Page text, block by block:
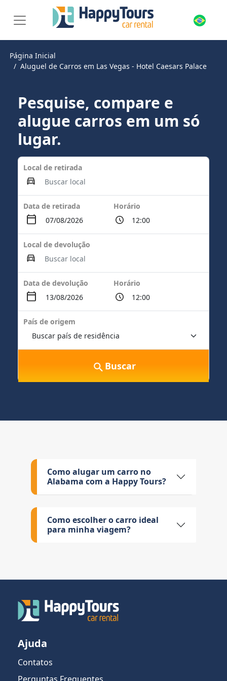
Página Inicial
Aluguel de Carros em Las Vegas - Hotel Caesars Palace
Pesquise, compare e
alugue carros em um só
lugar.
Local de retirada
Data de retirada Horário
Local de devolução
Data de devolução Horário
País de origem
Buscar
Como alugar um carro no
Alabama com a Happy Tours?
Como escolher o carro ideal
para minha viagem?
Ajuda
Contatos